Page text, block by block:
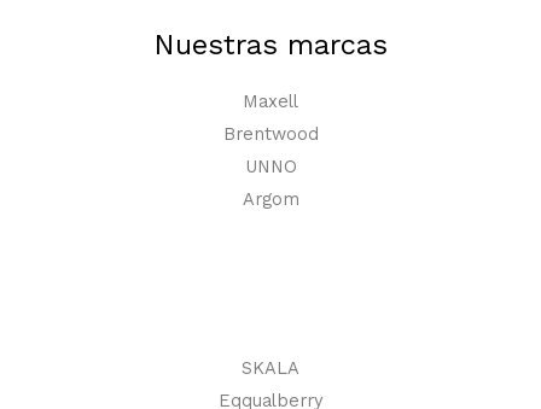
Nuestras marcas
Maxell
Brentwood
UNNO
Argom
SKALA
Eqqualberry